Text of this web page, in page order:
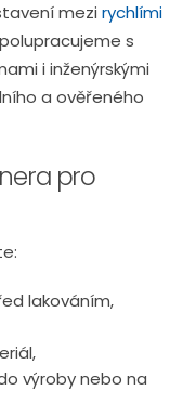
mezi rychlími
s
i inženýrskými
a ověřeného
pro
lakováním,
výroby nebo na